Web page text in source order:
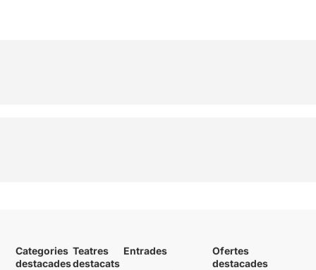
Categories
destacades
Teatres
destacats
Entrades
Ofertes
destacades